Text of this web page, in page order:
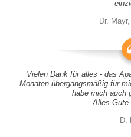
Dr.
Vielen Dank für alles - das
Monaten übergangsmäßig für
habe mich auch
Alles Gute
D.